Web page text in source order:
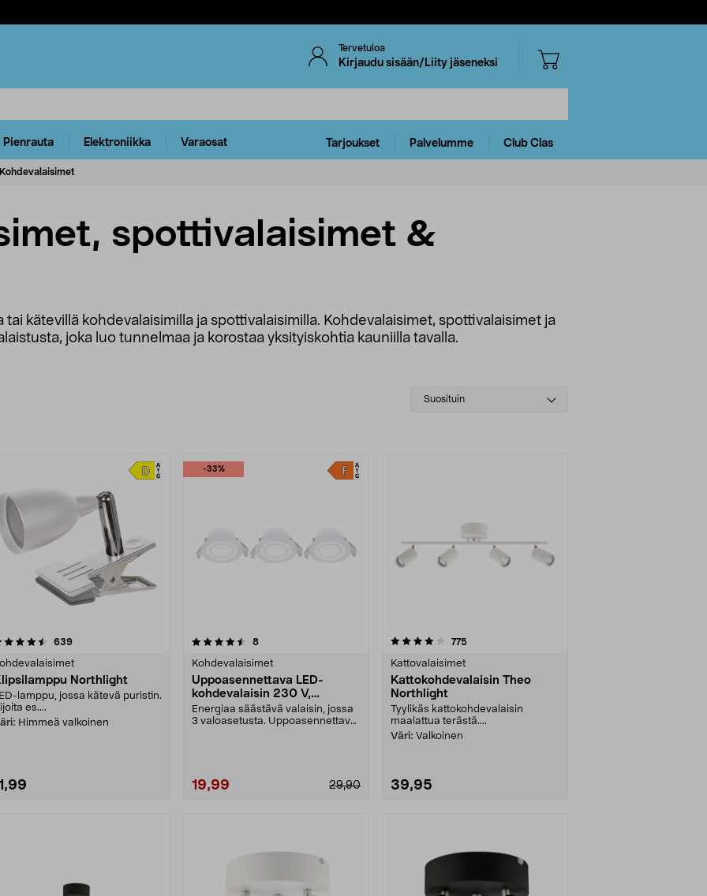
Tervetuloa
Kirjaudu sisään/Liity jäseneksi
Pienrauta Elektroniikka Varaosat Tarjoukset Palvelumme Club Clas
Kohdevalaisimet
spottivalaisimet &
tai kätevillä kohdevalaisimilla ja spottivalaisimilla. Kohdevalaisimet, spottivalaisimet ja
joka luo tunnelmaa ja korostaa yksityiskohtia kauniilla tavalla.
Select
Suosituin
639arvostelut
Northlight
lamppu, jossa kätevä puristin.
es....
Himmeä valkoinen
-33%
4.5 viidestä
8arvostelut
Kohdevalaisimet
Uppoasennettava LED-
kohdevalaisin 230 V,
valkoinen, 3 kpl
Energiaa säästävä valaisin, jossa
3 valoasetusta. Uppoasennettavat
19,99 29,90
4.0 viidestä
775arvostelut
Kattovalaisimet
Kattokohdevalaisin Theo
Northlight
Tyylikäs kattokohdevalaisin
maalattua terästä....
Väri: Valkoinen
39,95